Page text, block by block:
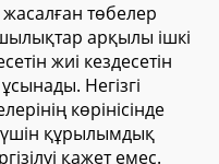
төбелер
арқылы ішкі
жиі кездесетін
Негізгі
көрінісінде
үшін құрылымдық
қажет емес.